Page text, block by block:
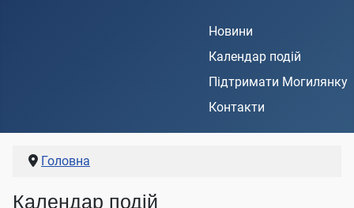
Новини
Календар подій
Підтримати Могилянку
Контакти
Головна
Календар подій